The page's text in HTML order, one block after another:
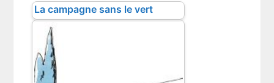
La campagne sans le vert